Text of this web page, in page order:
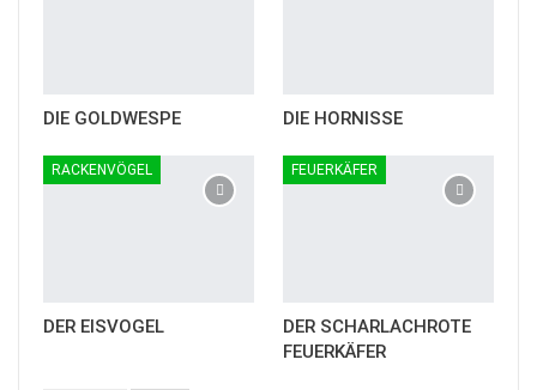
DIE GOLDWESPE DIE HORNISSE
RACKENVÖGEL
DER EISVOGEL
FEUERKÄFER
DER SCHARLACHROTE
FEUERKÄFER